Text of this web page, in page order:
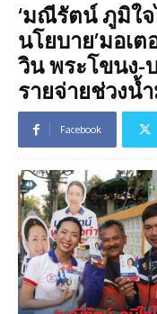
‘มณีรัตน์ ภูมิใจ
นโยบาย’มอเ
วิน พระโขนง-
รายจ่ายช่วงน้
Facebook